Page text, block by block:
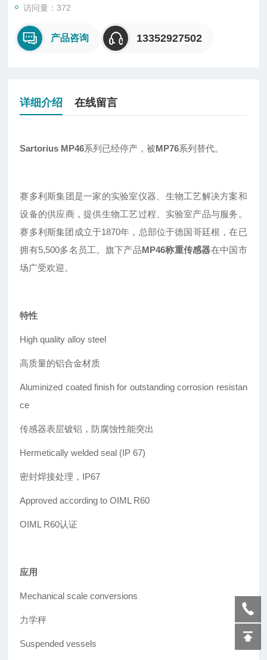
访问量：372
产品咨询 13352927502
详细介绍 在线留言
Sartorius MP46系列已经停产，被MP76系列替代。
赛多利斯集团是一家的实验室仪器、生物工艺解决方案和
设备的供应商，提供生物工艺过程、实验室产品与服务。
赛多利斯集团成立于1870年，总部位于德国哥廷根，在已
拥有5,500多名员工。旗下产品MP46称重传感器在中国市
场广受欢迎。
特性
High quality alloy steel
高质量的铝合金材质
Aluminized coated finish for outstanding corrosion resistan
ce
传感器表层镀铝，防腐蚀性能突出
Hermetically welded seal (IP 67)
密封焊接处理，IP67
Approved according to OIML R60
OIML R60认证
应用
Mechanical scale conversions
力学秤
Suspended vessels